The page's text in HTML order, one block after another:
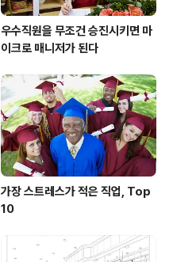
우수직원을 무조건 승진시키면 마
이크로 매니저가 된다
가장 스트레스가 적은 직업, Top
10